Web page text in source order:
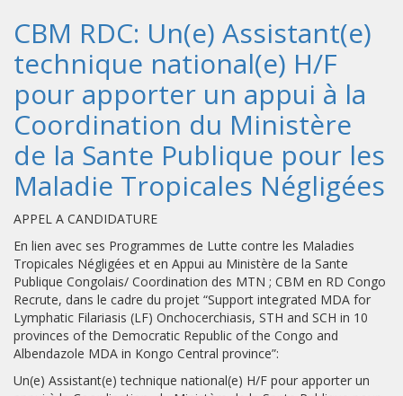
CBM RDC: Un(e) Assistant(e)
technique national(e) H/F
pour apporter un appui à la
Coordination du Ministère
de la Sante Publique pour les
Maladie Tropicales Négligées
APPEL A CANDIDATURE
En lien avec ses Programmes de Lutte contre les Maladies
Tropicales Négligées et en Appui au Ministère de la Sante
Publique Congolais/ Coordination des MTN ; CBM en RD Congo
Recrute, dans le cadre du projet “Support integrated MDA for
Lymphatic Filariasis (LF) Onchocerchiasis, STH and SCH in 10
provinces of the Democratic Republic of the Congo and
Albendazole MDA in Kongo Central province”:
Un(e) Assistant(e) technique national(e) H/F pour apporter un